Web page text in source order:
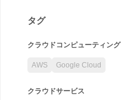
タグ
クラウドコンピューティング
AWS Google Cloud
クラウドサービス